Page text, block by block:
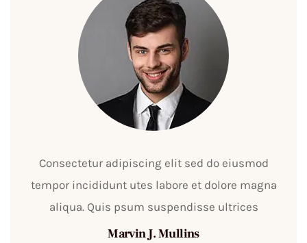
Consectetur adipiscing elit sed do eiusmod
tempor incididunt utes labore et dolore magna
aliqua. Quis psum suspendisse ultrices
Marvin J. Mullins